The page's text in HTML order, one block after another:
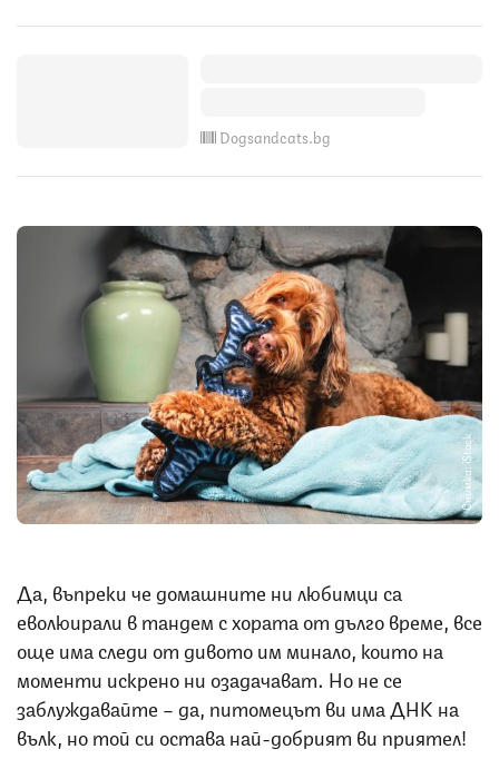
Dogsandcats.bg
Снимка: iStock
Да, въпреки че домашните ни любимци са
еволюирали в тандем с хората от дълго време, все
още има следи от дивото им минало, които на
моменти искрено ни озадачават. Но не се
заблуждавайте – да, питомецът ви има ДНК на
вълк, но той си остава най-добрият ви приятел!